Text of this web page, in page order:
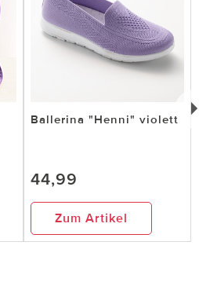
Ballerina "Henni" violett
44,99
Zum Artikel